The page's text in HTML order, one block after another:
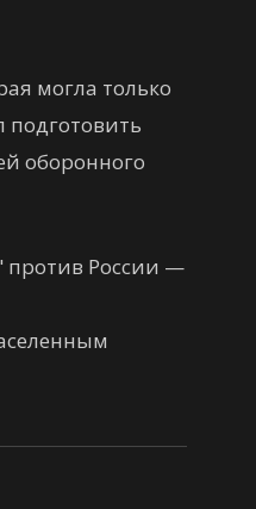
могла только
подготовить
оборонного
против России —